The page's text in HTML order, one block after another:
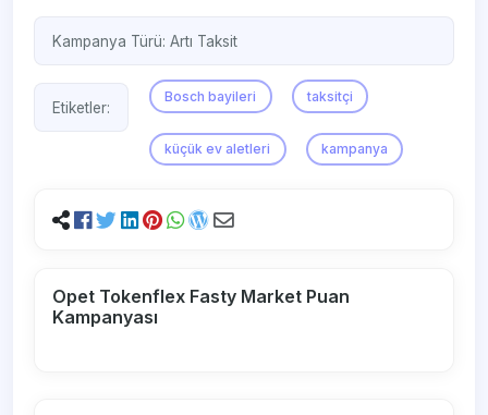
Kampanya Türü:Artı Taksit
Etiketler:
Bosch bayileri taksitçi
küçük ev aletleri kampanya
Opet Tokenflex Fasty Market Puan
Kampanyası